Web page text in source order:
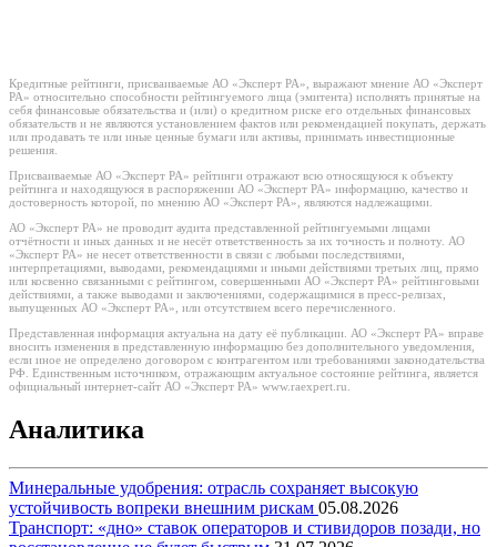
Кредитные рейтинги, присваиваемые АО «Эксперт РА», выражают мнение АО «Эксперт
РА» относительно способности рейтингуемого лица (эмитента) исполнять принятые на
себя финансовые обязательства и (или) о кредитном риске его отдельных финансовых
обязательств и не являются установлением фактов или рекомендацией покупать, держать
или продавать те или иные ценные бумаги или активы, принимать инвестиционные
решения.
Присваиваемые АО «Эксперт РА» рейтинги отражают всю относящуюся к объекту
рейтинга и находящуюся в распоряжении АО «Эксперт РА» информацию, качество и
достоверность которой, по мнению АО «Эксперт РА», являются надлежащими.
АО «Эксперт РА» не проводит аудита представленной рейтингуемыми лицами
отчётности и иных данных и не несёт ответственность за их точность и полноту. АО
«Эксперт РА» не несет ответственности в связи с любыми последствиями,
интерпретациями, выводами, рекомендациями и иными действиями третьих лиц, прямо
или косвенно связанными с рейтингом, совершенными АО «Эксперт РА» рейтинговыми
действиями, а также выводами и заключениями, содержащимися в пресс-релизах,
выпущенных АО «Эксперт РА», или отсутствием всего перечисленного.
Представленная информация актуальна на дату её публикации. АО «Эксперт РА» вправе
вносить изменения в представленную информацию без дополнительного уведомления,
если иное не определено договором с контрагентом или требованиями законодательства
РФ. Единственным источником, отражающим актуальное состояние рейтинга, является
официальный интернет-сайт АО «Эксперт РА» www.raexpert.ru.
Аналитика
Минеральные удобрения: отрасль сохраняет высокую
устойчивость вопреки внешним рискам 05.08.2026
Транспорт: «дно» ставок операторов и стивидоров позади, но